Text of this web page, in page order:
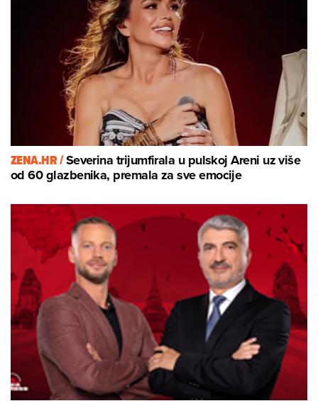
ZENA.HR /Severina trijumfirala u pulskoj Areni uz više
od 60 glazbenika, premala za sve emocije